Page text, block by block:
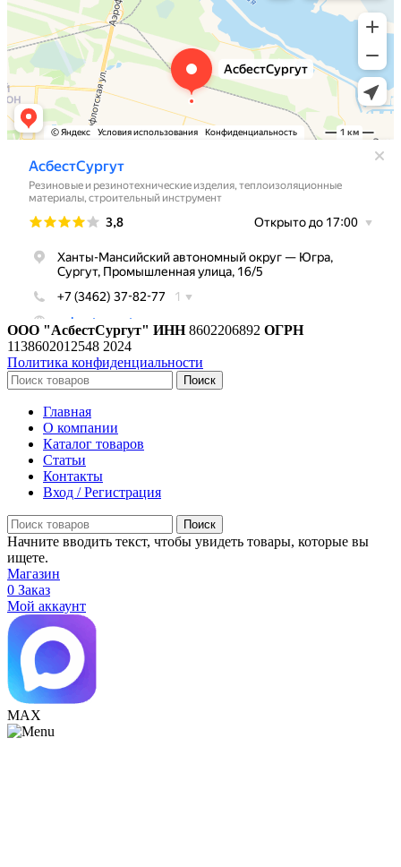
ООО "АсбестСургут" ИНН8602206892 ОГРН
1138602012548 2024
Политика конфиденциальности
Поиск
Главная
О компании
Каталог товаров
Статьи
Контакты
Вход / Регистрация
Поиск
Начните вводить текст, чтобы увидеть товары, которые вы
ищете.
Магазин
0 Заказ
Мой аккаунт
МАХ